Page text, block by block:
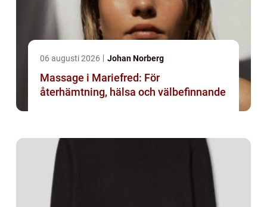
06 augusti 2026 Johan Norberg
Massage i Mariefred: För
återhämtning, hälsa och välbefinnande